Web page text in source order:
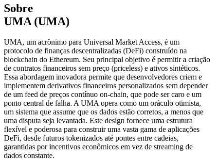
Sobre
UMA (UMA)
UMA, um acrônimo para Universal Market Access, é um
protocolo de finanças descentralizadas (DeFi) construído na
blockchain do Ethereum. Seu principal objetivo é permitir a criação
de contratos financeiros sem preço (priceless) e ativos sintéticos.
Essa abordagem inovadora permite que desenvolvedores criem e
implementem derivativos financeiros personalizados sem depender
de um feed de preços contínuo on-chain, que pode ser caro e um
ponto central de falha. A UMA opera como um oráculo otimista,
um sistema que assume que os dados estão corretos, a menos que
uma disputa seja levantada. Este design fornece uma estrutura
flexível e poderosa para construir uma vasta gama de aplicações
DeFi, desde futuros tokenizados até pontes entre cadeias,
garantidas por incentivos econômicos em vez de streaming de
dados constante.